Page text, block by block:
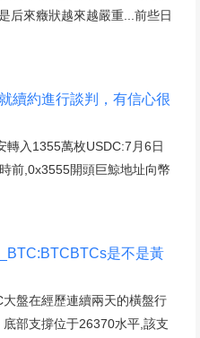
后來癥狀越來越嚴重...前些日
續約進行談判，有信心很
轉入1355萬枚USDC:7月6日
前,0x3555開頭巨鯨地址向幣
是不是黃
盤在經歷連續兩天的橫盤行
部支撐位于26370水平,該支